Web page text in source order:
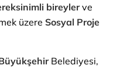
bireylerve
üzere Sosyal Proje
Belediyesi,